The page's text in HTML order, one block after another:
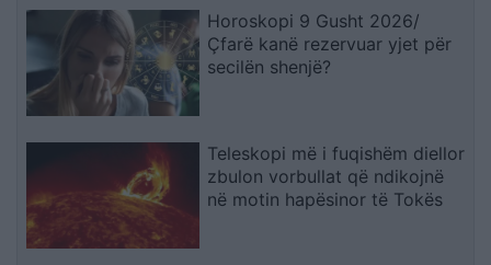
Horoskopi 9 Gusht 2026/
Çfarë kanë rezervuar yjet për
secilën shenjë?
Teleskopi më i fuqishëm diellor
zbulon vorbullat që ndikojnë
në motin hapësinor të Tokës